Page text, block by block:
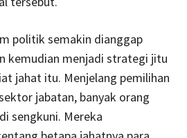
politik semakin dianggap
kemudian menjadi strategi jitu
jahat itu. Menjelang pemilihan
jabatan, banyak orang
sengkuni. Mereka